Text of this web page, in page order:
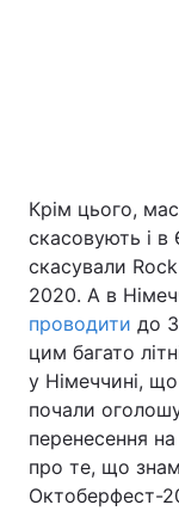
Крім цього,
скасовують і в
скасували
2020. А в
проводити до
цим багато
у Німеччині,
почали
перенесення
про те, що
Октоберфест-